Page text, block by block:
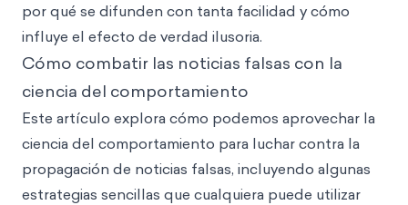
por qué se difunden con tanta facilidad y cómo
influye el efecto de verdad ilusoria.
Cómo combatir las noticias falsas con la
ciencia del comportamiento
Este artículo explora cómo podemos aprovechar la
ciencia del comportamiento para luchar contra la
propagación de noticias falsas, incluyendo algunas
estrategias sencillas que cualquiera puede utilizar